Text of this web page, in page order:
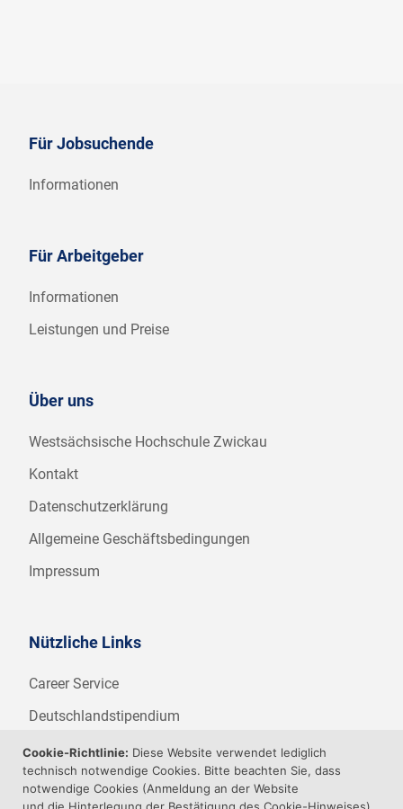
Für Jobsuchende
Informationen
Für Arbeitgeber
Informationen
Leistungen und Preise
Über uns
Westsächsische Hochschule Zwickau
Kontakt
Datenschutzerklärung
Allgemeine Geschäftsbedingungen
Impressum
Nützliche Links
Career Service
Deutschlandstipendium
WHZ Firmenstipendium
Weitere Angebote der WHZ
Cookie-Richtlinie: Diese Website verwendet lediglich
technisch notwendige Cookies. Bitte beachten Sie, dass
notwendige Cookies (Anmeldung an der Website